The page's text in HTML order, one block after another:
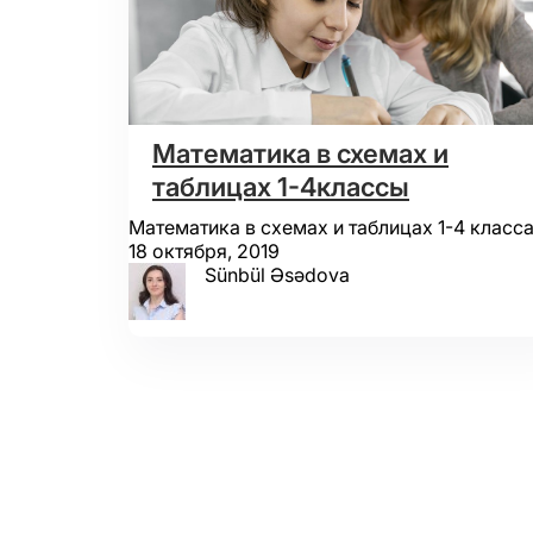
Математика в схемах и
таблицах 1-4классы
Математика в схемах и таблицах 1-4
18 октября, 2019
Sünbül Əsədova